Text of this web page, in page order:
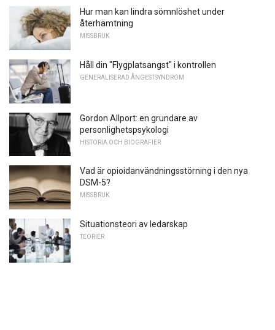
Hur man kan lindra sömnlöshet under
återhämtning
MISSBRUK
Håll din "Flygplatsangst" i kontrollen
GENERALISERAD ÅNGESTSYNDROM
Gordon Allport: en grundare av
personlighetspsykologi
HISTORIA OCH BIOGRAFIER
Vad är opioidanvändningsstörning i den nya
DSM-5?
MISSBRUK
Situationsteori av ledarskap
TEORIER